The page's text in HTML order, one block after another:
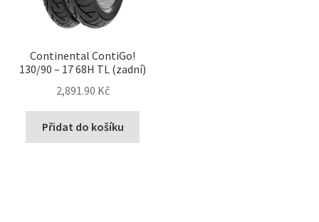
Continental ContiGo!
130/90 – 17 68H TL (zadní)
2,891.90 Kč
Přidat do košíku